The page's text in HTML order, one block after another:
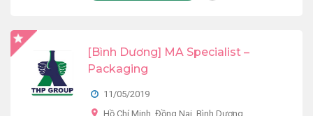
[Bình Dương] MA Specialist –
Packaging
11/05/2019
Hồ Chí Minh, Đồng Nai, Bình Dương